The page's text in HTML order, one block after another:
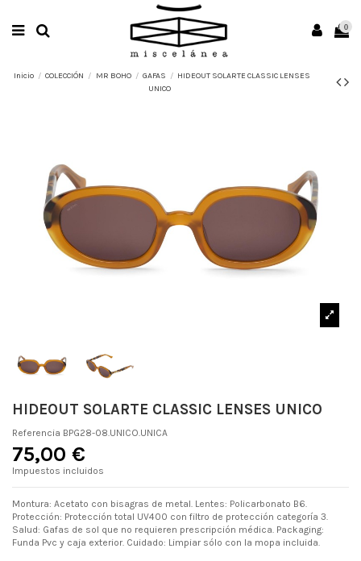
0
Inicio COLECCIÓN MR BOHO GAFAS
HIDEOUT SOLARTE CLASSIC LENSES
UNICO
HIDEOUT SOLARTE CLASSIC LENSES UNICO
Referencia BPG28-08.UNICO.UNICA
75,00 €
Impuestos incluidos
Montura: Acetato con bisagras de metal. Lentes: Policarbonato B6.
Protección: Protección total UV400 con filtro de protección categoría 3.
Salud: Gafas de sol que no requieren prescripción médica. Packaging:
Funda Pvc y caja exterior. Cuidado: Limpiar sólo con la mopa incluida.